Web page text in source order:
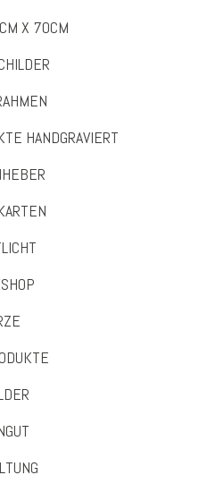
X 70CM
HANDGRAVIERT